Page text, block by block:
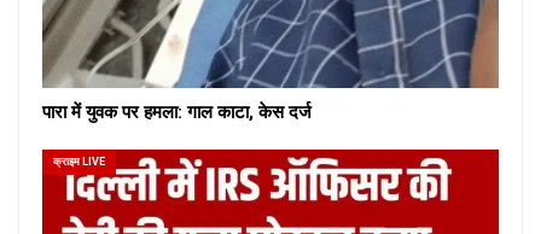
पारा में युवक पर हमला: गाल काटा, केस दर्ज
क्राइम LIVE